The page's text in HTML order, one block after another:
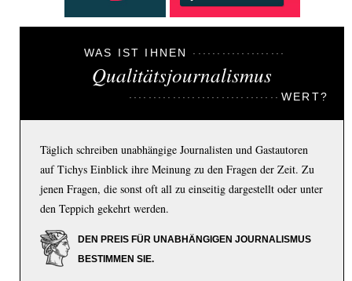
WAS IST IHNEN
Qualitätsjournalismus
WERT?
Täglich schreiben unabhängige Journalisten und Gastautoren
auf Tichys Einblick ihre Meinung zu den Fragen der Zeit. Zu
jenen Fragen, die sonst oft all zu einseitig dargestellt oder unter
den Teppich gekehrt werden.
DEN PREIS FÜR UNABHÄNGIGEN JOURNALISMUS
BESTIMMEN SIE.